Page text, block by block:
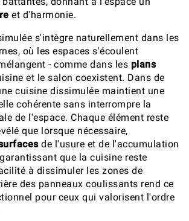
et d'harmonie.
s'intègre naturellement dans les
où les espaces s'écoulent
- comme dans les plans
et le salon coexistent. Dans de
cuisine dissimulée maintient une
cohérente sans interrompre la
de l'espace. Chaque élément reste
que lorsque nécessaire,
de l'usure et de l'accumulation
que la cuisine reste
à dissimuler les zones de
des panneaux coulissants rend ce
pour ceux qui valorisent l'ordre